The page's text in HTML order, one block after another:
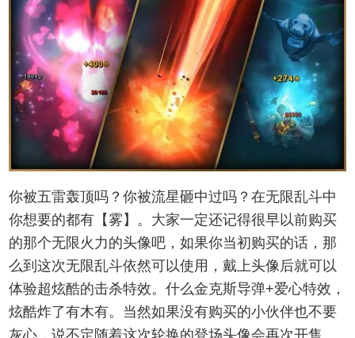
你被五雷轰顶吗？你被流星砸中过吗？在无限乱斗中
你想要的都有【雾】。大家一定还记得很早以前购买
的那个无限火力的头像吧，如果你当初购买的话，那
么到这次无限乱斗依然可以使用，戴上头像后就可以
体验超炫酷的击杀特效。什么金克斯导弹+爱心特效，
炫酷炸了有木有。当然如果没有购买的小伙伴也不要